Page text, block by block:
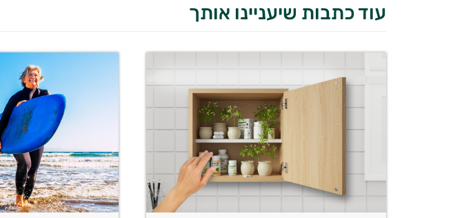
עוד כתבות שיעניינו אותך